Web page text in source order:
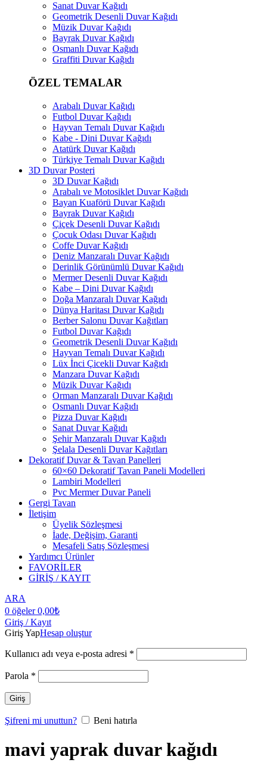
Sanat Duvar Kağıdı
Geometrik Desenli Duvar Kağıdı
Müzik Duvar Kağıdı
Bayrak Duvar Kağıdı
Osmanlı Duvar Kağıdı
Graffiti Duvar Kağıdı
ÖZEL TEMALAR
Arabalı Duvar Kağıdı
Futbol Duvar Kağıdı
Hayvan Temalı Duvar Kağıdı
Kabe - Dini Duvar Kağıdı
Atatürk Duvar Kağıdı
Türkiye Temalı Duvar Kağıdı
3D Duvar Posteri
3D Duvar Kağıdı
Arabalı ve Motosiklet Duvar Kağıdı
Bayan Kuaförü Duvar Kağıdı
Bayrak Duvar Kağıdı
Çiçek Desenli Duvar Kağıdı
Çocuk Odası Duvar Kağıdı
Coffe Duvar Kağıdı
Deniz Manzaralı Duvar Kağıdı
Derinlik Görünümlü Duvar Kağıdı
Mermer Desenli Duvar Kağıdı
Kabe – Dini Duvar Kağıdı
Doğa Manzaralı Duvar Kağıdı
Dünya Haritası Duvar Kağıdı
Berber Salonu Duvar Kağıtları
Futbol Duvar Kağıdı
Geometrik Desenli Duvar Kağıdı
Hayvan Temalı Duvar Kağıdı
Lüx İnci Çicekli Duvar Kağıdı
Manzara Duvar Kağıdı
Müzik Duvar Kağıdı
Orman Manzaralı Duvar Kağıdı
Osmanlı Duvar Kağıdı
Pizza Duvar Kağıdı
Sanat Duvar Kağıdı
Şehir Manzaralı Duvar Kağıdı
Şelala Desenli Duvar Kağıtları
Dekoratif Duvar & Tavan Panelleri
60×60 Dekoratif Tavan Paneli Modelleri
Lambiri Modelleri
Pvc Mermer Duvar Paneli
Gergi Tavan
İletişim
Üyelik Sözleşmesi
İade, Değişim, Garanti
Mesafeli Satış Sözleşmesi
Yardımcı Ürünler
FAVORİLER
GİRİŞ / KAYIT
ARA
0 öğeler 0,00₺
Giriş / Kayıt
Giriş YapHesap oluştur
Kullanıcı adı veya e-posta adresi *
Parola *
Giriş
Şifreni mi unuttun? Beni hatırla
mavi yaprak duvar kağıdı